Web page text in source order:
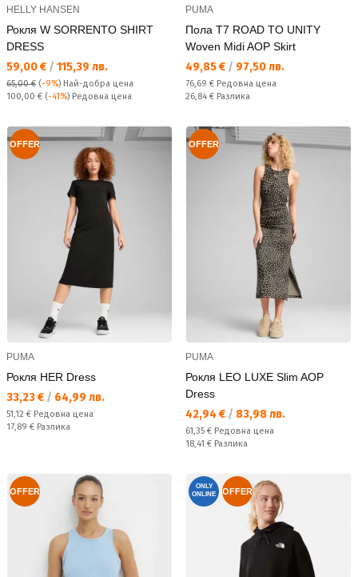
HELLY HANSEN
Рокля W SORRENTO SHIRT
DRESS
Текуща цена:
59,00 € / 115,39 лв.
65,00 € (-9%) Най-добра цена
Редовна цена:
100,00 € (-41%) Редовна цена
PUMA
Пола T7 ROAD TO UNITY
Woven Midi AOP Skirt
Текуща цена:
49,85 € / 97,50 лв.
Редовна цена:
76,69 € Редовна цена
Спестявате:
26,84 € Разлика
OFFER
PUMA
Рокля HER Dress
Текуща цена:
33,23 € / 64,99 лв.
Редовна цена:
51,12 € Редовна цена
Спестявате:
17,89 € Разлика
OFFER
PUMA
Рокля LEO LUXE Slim AOP
Dress
Текуща цена:
42,94 € / 83,98 лв.
Редовна цена:
61,35 € Редовна цена
Спестявате:
18,41 € Разлика
OFFER
ONLY
ONLINE
OFFER